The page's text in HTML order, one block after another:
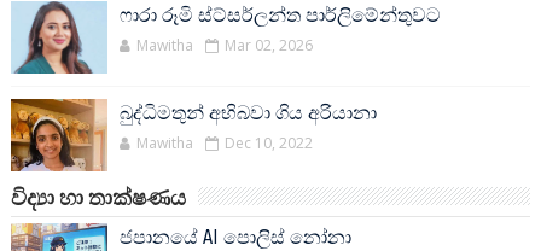
ෆාරා රූමි ස්ට්සර්ලන්ත පාර්ලිමේන්තුවට
Mawitha Mar 02, 2026
බුද්ධිමතුන් අභිබවා ගිය අරියානා
Mawitha Dec 10, 2022
විද්‍යා හා තාක්ෂණය
ජපානයේ AI පොලිස් නෝනා